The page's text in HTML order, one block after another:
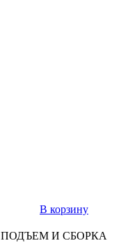
В корзину
ПОДЪЕМ И СБОРКА